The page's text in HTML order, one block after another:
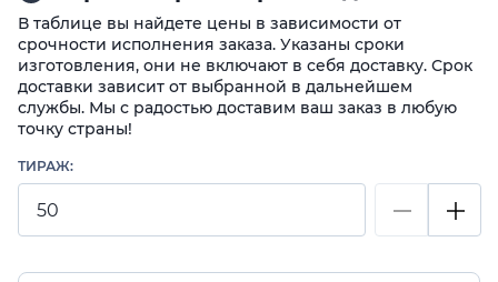
В таблице вы найдете цены в зависимости от
срочности исполнения заказа. Указаны сроки
изготовления, они не включают в себя доставку. Срок
доставки зависит от выбранной в дальнейшем
службы. Мы с радостью доставим ваш заказ в любую
точку страны!
ТИРАЖ: